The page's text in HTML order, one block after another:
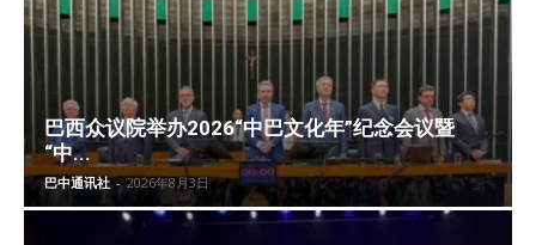
巴西众议院举办2026“中巴文化年”纪念会议暨
“中...
巴中通讯社 - 2026年8月3日